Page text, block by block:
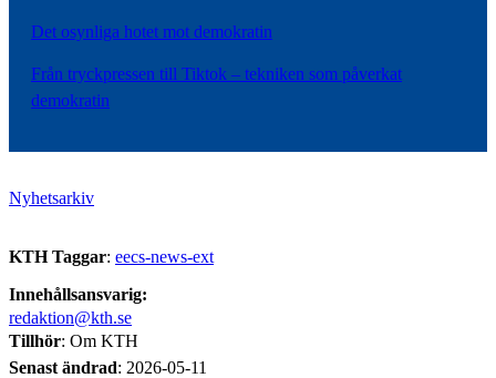
Det osynliga hotet mot demokratin
Från tryckpressen till Tiktok – tekniken som påverkat
demokratin
Nyhetsarkiv
KTH Taggar: eecs-news-ext
Innehållsansvarig:
redaktion@kth.se
Tillhör: Om KTH
Senast ändrad: 2026-05-11